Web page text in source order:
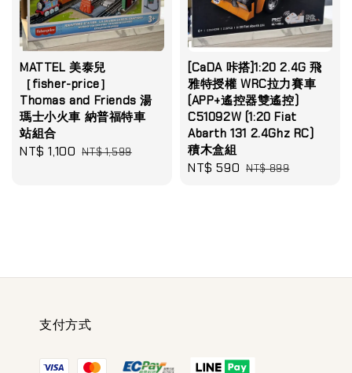
MATTEL 美泰兒
［fisher-price］
Thomas and Friends 湯
瑪士小火車 納普福特車
站組合
Sale
NT$ 1,100 Regular
NT$ 1,599
[CaDA 咔搭]1:20 2.4G 飛
雅特授權 WRC拉力賽車
(APP+遙控器雙遙控)
C51092W (1:20 Fiat
Abarth 131 2.4Ghz RC)
積木盒組
Sale
NT$ 590 Regular
NT$ 899
支付方式